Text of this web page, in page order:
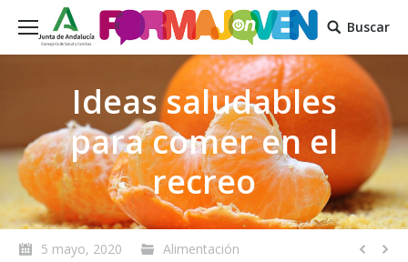
Buscar
Ideas saludables
para comer en el
recreo
5 mayo, 2020 Alimentación